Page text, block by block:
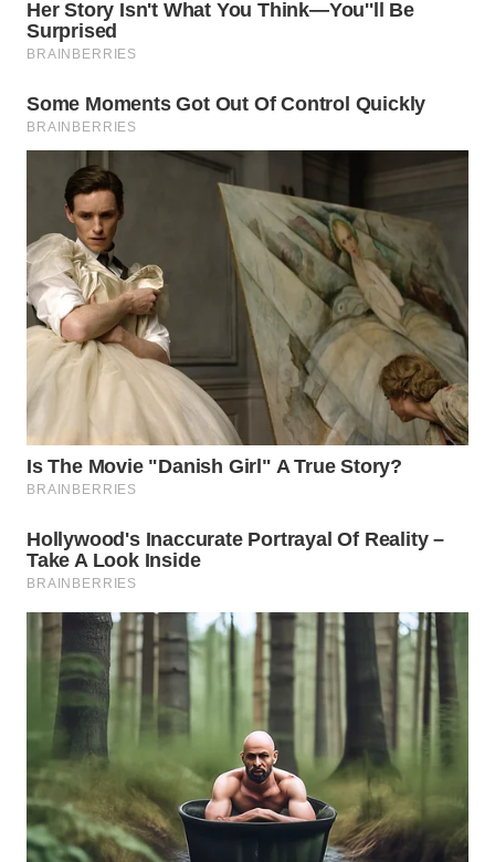
INDRAMAYU
KUNINGAN
WN
MAJALENGKA
WN
SUBANG
WN
SUKABUMI
WN
PURWAKARTA
WN
TIMUR
WN
SEMARANG
WN
SOLO
WN
BOROBUDUR
WN
MADURA